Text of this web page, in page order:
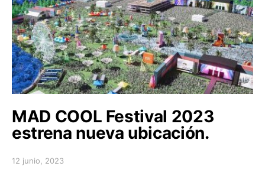
MAD COOL Festival 2023
estrena nueva ubicación.
Posted on
12 junio, 2023